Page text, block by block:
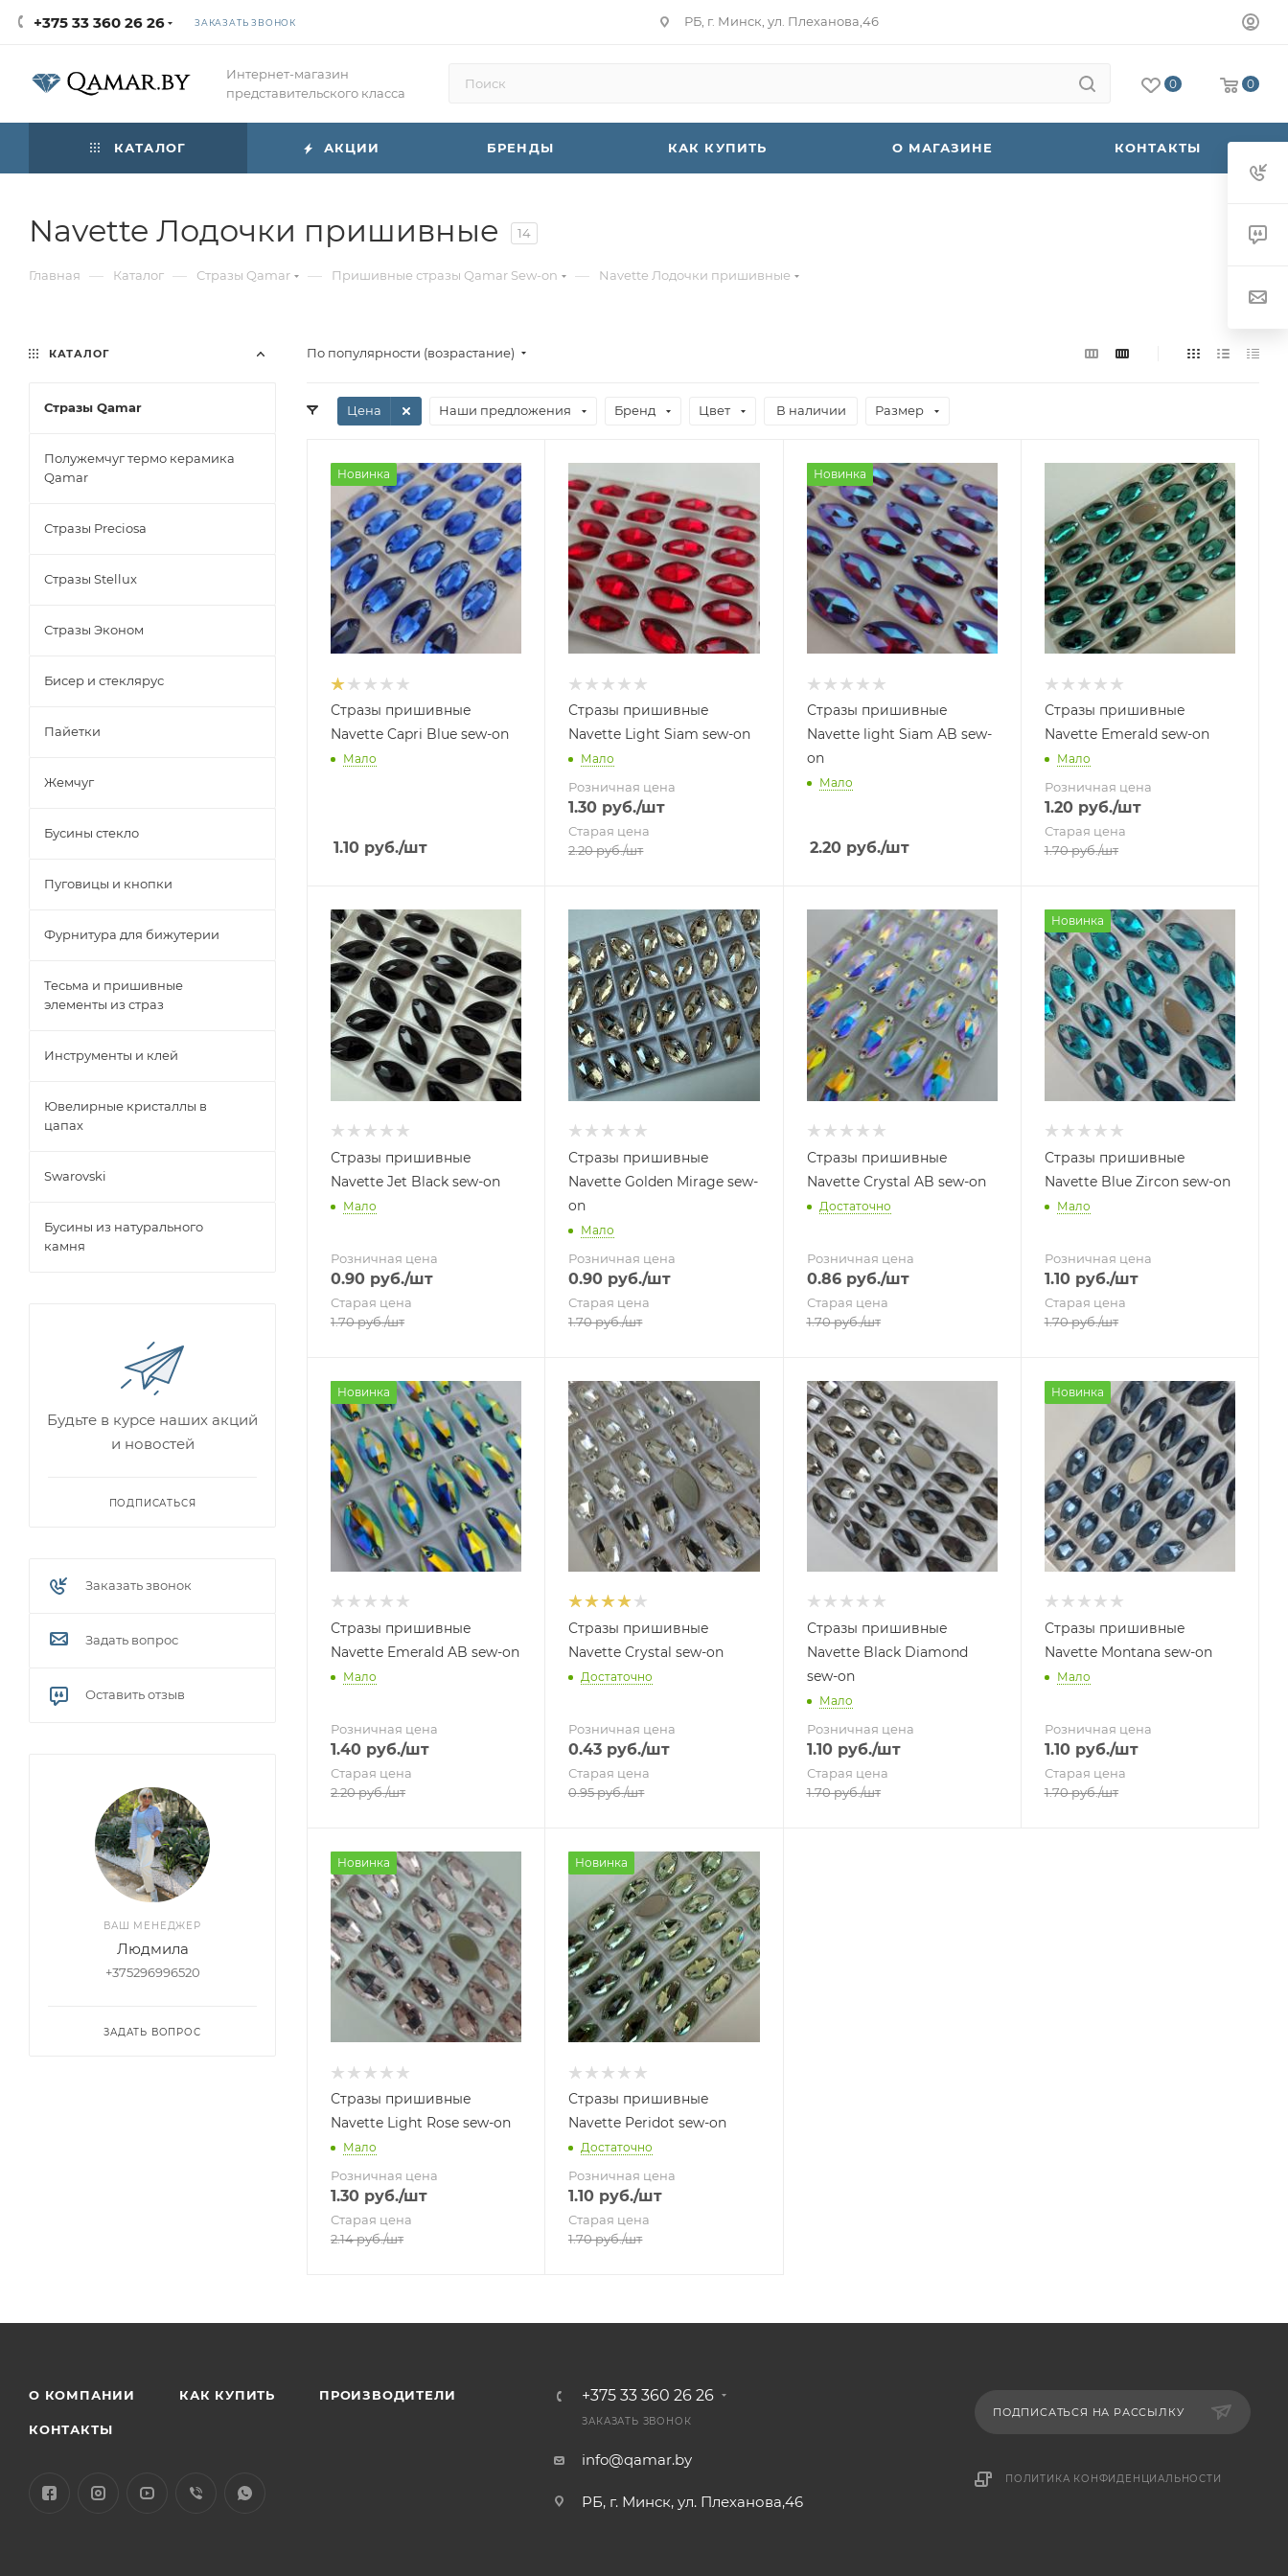
+375 33 360 26 26 ЗАКАЗАТЬ ЗВОНОК РБ, г. Минск, ул. Плеханова,46
Интернет-магазин
представительского класса
0 0
КАТАЛОГ АКЦИИ БРЕНДЫ КАК КУПИТЬ О МАГАЗИНЕ КОНТАКТЫ
Navette Лодочки пришивные 14
Главная — Каталог — Стразы Qamar — Пришивные стразы Qamar Sew-on — Navette Лодочки пришивные
По популярности (возрастание)
Цена Наши предложения Бренд Цвет В наличии Размер
Новинка
Стразы пришивные
Navette Capri Blue sew-on
Мало
1.10 руб./шт
Стразы пришивные
Navette Light Siam sew-on
Мало
Розничная цена
1.30 руб./шт
Старая цена
2.20руб./шт
Новинка
Стразы пришивные
Navette light Siam AB sew-
on
Мало
2.20руб./шт
Стразы пришивные
Navette Emerald sew-on
Мало
Розничная цена
1.20руб./шт
Старая цена
1.70руб./шт
Стразы пришивные
Navette Jet Black sew-on
Мало
Розничная цена
0.90 руб./шт
Старая цена
1.70руб./шт
Стразы пришивные
Navette Golden Mirage sew-
on
Мало
Розничная цена
0.90 руб./шт
Старая цена
1.70руб./шт
Стразы пришивные
Navette Crystal AB sew-on
Достаточно
Розничная цена
0.86руб./шт
Старая цена
1.70руб./шт
Новинка
Стразы пришивные
Navette Blue Zircon sew-on
Мало
Розничная цена
1.10руб./шт
Старая цена
1.70руб./шт
Новинка
Стразы пришивные
Navette Emerald AB sew-on
Мало
Розничная цена
1.40 руб./шт
Старая цена
2.20руб./шт
Стразы пришивные
Navette Crystal sew-on
Достаточно
Розничная цена
0.43 руб./шт
Старая цена
0.95руб./шт
Стразы пришивные
Navette Black Diamond
sew-on
Мало
Розничная цена
1.10руб./шт
Старая цена
1.70руб./шт
Новинка
Стразы пришивные
Navette Montana sew-on
Мало
Розничная цена
1.10руб./шт
Старая цена
1.70руб./шт
Новинка
Стразы пришивные
Navette Light Rose sew-on
Мало
Розничная цена
1.30 руб./шт
Старая цена
2.14руб./шт
Новинка
Стразы пришивные
Navette Peridot sew-on
Достаточно
Розничная цена
1.10 руб./шт
Старая цена
1.70руб./шт
КАТАЛОГ
Стразы Qamar
Полужемчуг термо керамика
Qamar
Стразы Preciosa
Стразы Stellux
Стразы Эконом
Бисер и стеклярус
Пайетки
Жемчуг
Бусины стекло
Пуговицы и кнопки
Фурнитура для бижутерии
Тесьма и пришивные
элементы из страз
Инструменты и клей
Ювелирные кристаллы в
цапах
Swarovski
Бусины из натурального
камня
Будьте в курсе наших акций
и новостей
ПОДПИСАТЬСЯ
Заказать звонок
Задать вопрос
Оставить отзыв
ВАШ МЕНЕДЖЕР
Людмила
+375296996520
ЗАДАТЬ ВОПРОС
О КОМПАНИИ КАК КУПИТЬ ПРОИЗВОДИТЕЛИ
КОНТАКТЫ
+375 33 360 26 26
ЗАКАЗАТЬ ЗВОНОК
info@qamar.by
РБ, г. Минск, ул. Плеханова,46
ПОДПИСАТЬСЯ НА РАССЫЛКУ
ПОЛИТИКА КОНФИДЕНЦИАЛЬНОСТИ